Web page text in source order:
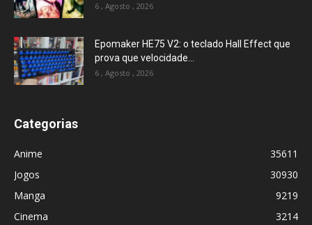
6 , Agosto , 2026
Epomaker HE75 V2: o teclado Hall Effect que
prova que velocidade...
6 , Agosto , 2026
Categorias
Anime
35611
Jogos
30930
Manga
9219
Cinema
3214